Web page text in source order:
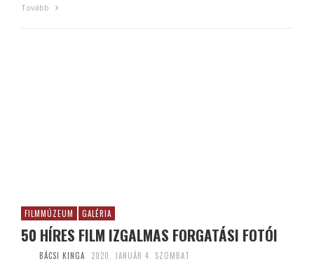
Tovább
FILMMÚZEUM GALÉRIA
50 HÍRES FILM IZGALMAS FORGATÁSI FOTÓI
BÁCSI KINGA 2020. JANUÁR 4. SZOMBAT